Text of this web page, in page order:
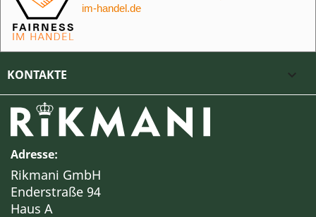
im-handel.de
KONTAKTE 
Adresse:
Rikmani GmbH
Enderstraße 94
Haus A